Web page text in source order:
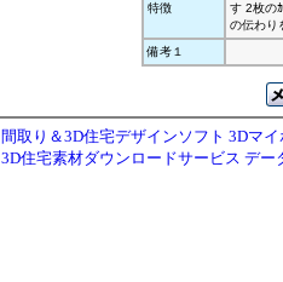
特徴
す 2枚の
の伝わり
備考１
間取り＆3D住宅デザインソフト 3Dマ
3D住宅素材ダウンロードサービス デー